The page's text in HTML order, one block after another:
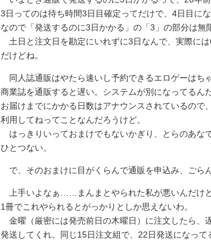
3日ってのは待ち時間3日目確定ってだけで、4日目にな
なので「発送するのに3日かかる」の「3」の部分は無
土日と注文日を勘定にいれずに3日なんで、実際に
だけどね。
同人誌通販はやたら速いし予約できるエロゲーはち
商業誌を通販すると遅い。システムが別になってるん
お届けまでにかかる日数はアナウンスされているので
利用してねってことなんだろうけど。
はっきりいっておまけでもないかぎり、とらのあな
ひとつない。
で、そのおまけに目がくらんで通販を申込み、ごら
上手いよなぁ……まんまとやられた私が悪いんだけ
1冊でこれやられるとがっかりとしか思えないわ。
金曜（厳密には発売前日の木曜日）に注文したら、
発送してくれ。同じ15日注文組で、22日発送になって